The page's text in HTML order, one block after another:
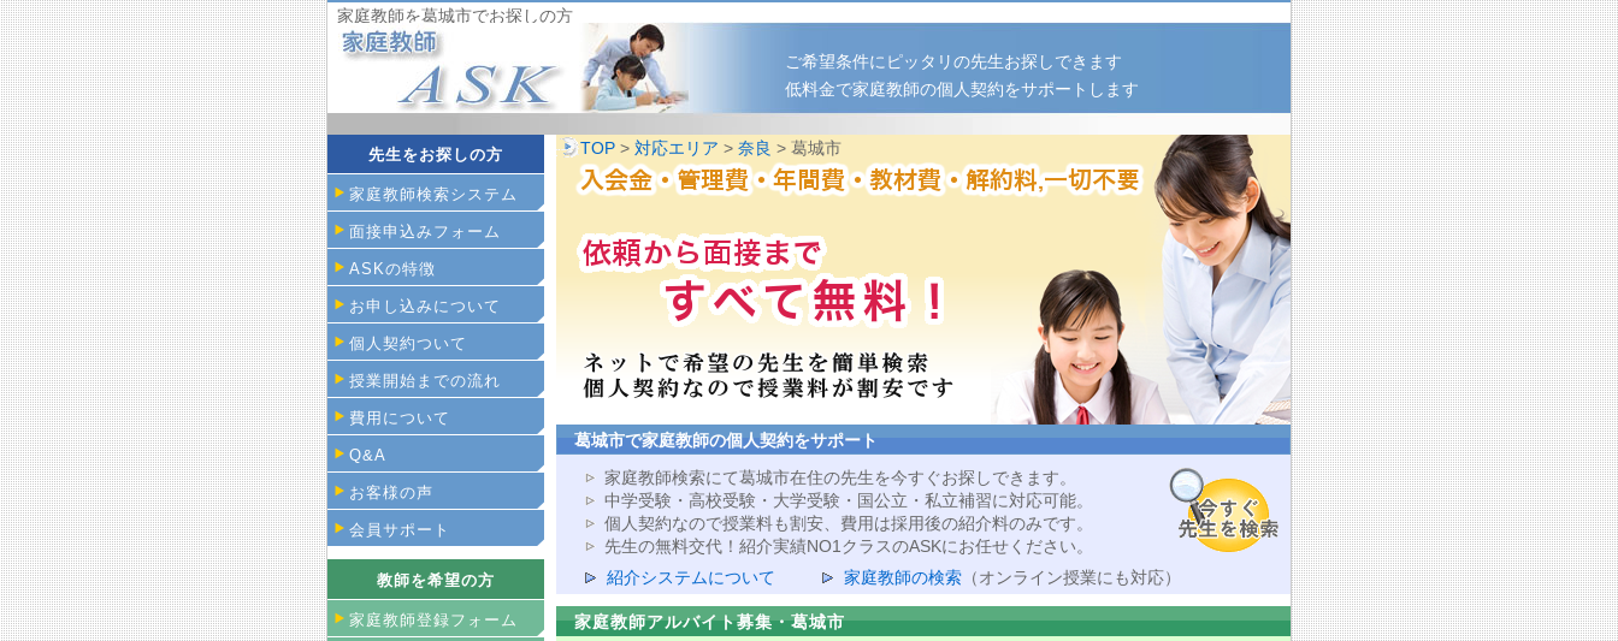
家庭教師を葛城市でお探しの方
ご希望条件にピッタリの先生お探しできます
低料金で家庭教師の個人契約をサポートします
TOP > 対応エリア > 奈良 > 葛城市
葛城市で家庭教師の個人契約をサポート
家庭教師検索にて葛城市在住の先生を今すぐお探しできます。
中学受験・高校受験・大学受験・国公立・私立補習に対応可能。
個人契約なので授業料も割安、費用は採用後の紹介料のみです。
先生の無料交代！紹介実績NO1クラスのASKにお任せください。
紹介システムについて
家庭教師の検索 （オンライン授業にも対応）
家庭教師アルバイト募集・葛城市
先生をお探しの方
家庭教師検索システム
面接申込みフォーム
ASKの特徴
お申し込みについて
個人契約ついて
授業開始までの流れ
費用について
Q&A
お客様の声
会員サポート
教師を希望の方
家庭教師登録フォーム